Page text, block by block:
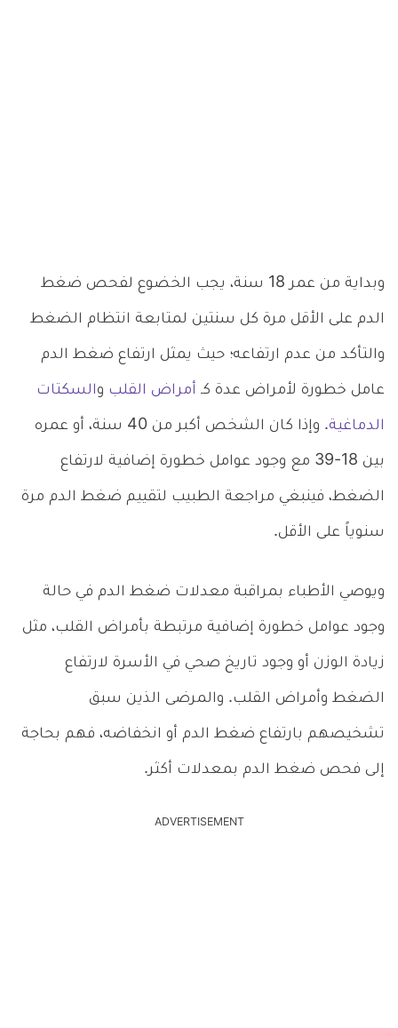
وبداية من عمر 18 سنة، يجب الخضوع لفحص ضغط
الدم على الأقل مرة كل سنتين لمتابعة انتظام الضغط
والتأكد من عدم ارتفاعه؛ حيث يمثل ارتفاع ضغط الدم
عامل خطورة لأمراض عدة كـ أمراض القلب والسكتات
الدماغية . وإذا كان الشخص أكبر من 40 سنة، أو عمره
بين 18-39 مع وجود عوامل خطورة إضافية لارتفاع
الضغط، فينبغي مراجعة الطبيب لتقييم ضغط الدم مرة
سنوياً على الأقل.
ويوصي الأطباء بمراقبة معدلات ضغط الدم في حالة
وجود عوامل خطورة إضافية مرتبطة بأمراض القلب، مثل
زيادة الوزن أو وجود تاريخ صحي في الأسرة لارتفاع
الضغط وأمراض القلب. والمرضى الذين سبق
تشخيصهم بارتفاع ضغط الدم أو انخفاضه، فهم بحاجة
إلى فحص ضغط الدم بمعدلات أكثر.
ADVERTISEMENT